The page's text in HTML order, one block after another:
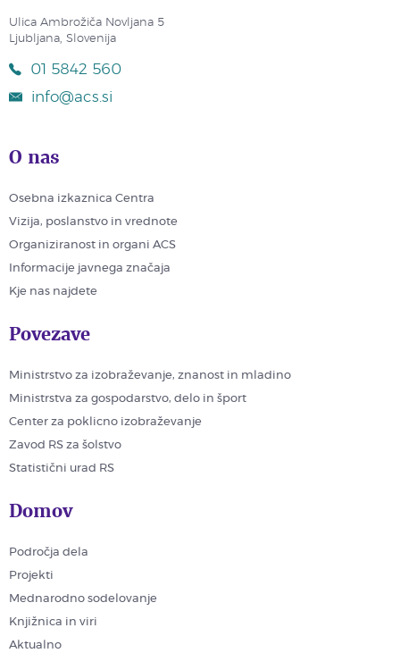
Ulica Ambrožiča Novljana 5
Ljubljana, Slovenija
01 5842 560
info@acs.si
O nas
Osebna izkaznica Centra
Vizija, poslanstvo in vrednote
Organiziranost in organi ACS
Informacije javnega značaja
Kje nas najdete
Povezave
Ministrstvo za izobraževanje, znanost in mladino
Ministrstva za gospodarstvo, delo in šport
Center za poklicno izobraževanje
Zavod RS za šolstvo
Statistični urad RS
Domov
Področja dela
Projekti
Mednarodno sodelovanje
Knjižnica in viri
Aktualno